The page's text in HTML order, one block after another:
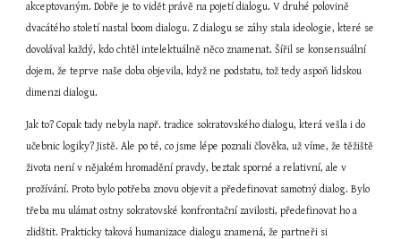
akceptovaným. Dobře je to vidět právě na pojetí dialogu. V druhé polovině
dvacátého století nastal boom dialogu. Z dialogu se záhy stala ideologie, které se
dovolával každý, kdo chtěl intelektuálně něco znamenat. Šířil se konsensuální
dojem, že teprve naše doba objevila, když ne podstatu, tož tedy aspoň lidskou
dimenzi dialogu.
Jak to? Copak tady nebyla např. tradice sokratovského dialogu, která vešla i do
učebnic logiky? Jistě. Ale po té, co jsme lépe poznali člověka, už víme, že těžiště
života není v nějakém hromadění pravdy, beztak sporné a relativní, ale v
prožívání. Proto bylo potřeba znovu objevit a předefinovat samotný dialog. Bylo
třeba mu ulámat ostny sokratovské konfrontační zavilosti, předefinovat ho a
zlidštit. Prakticky taková humanizace dialogu znamená, že partneři si